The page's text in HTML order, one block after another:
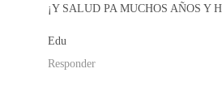
¡Y SALUD PA MUCHOS AÑOS Y
Edu
Responder